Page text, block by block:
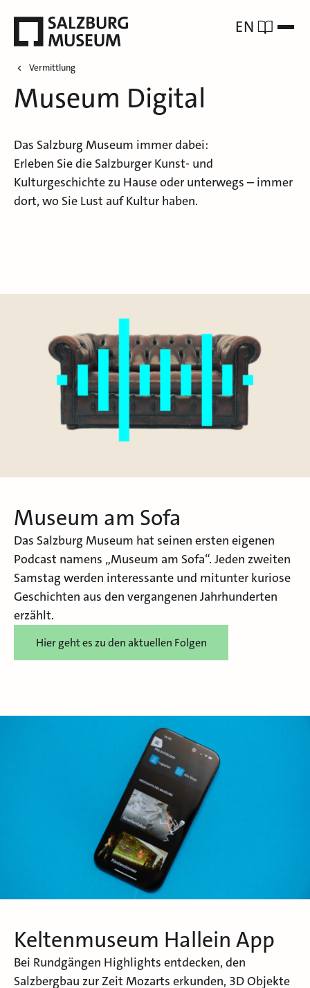
EN
Vermittlung
Museum Digital
Das Salzburg Museum immer dabei:
Erleben Sie die Salzburger Kunst- und
Kulturgeschichte zu Hause oder unterwegs – immer
dort, wo Sie Lust auf Kultur haben.
Museum am Sofa
Das Salzburg Museum hat seinen ersten eigenen
Podcast namens „Museum am Sofa“. Jeden zweiten
Samstag werden interessante und mitunter kuriose
Geschichten aus den vergangenen Jahrhunderten
erzählt.
Hier geht es zu den aktuellen Folgen
Keltenmuseum Hallein App
Bei Rundgängen Highlights entdecken, den
Salzbergbau zur Zeit Mozarts erkunden, 3D Objekte